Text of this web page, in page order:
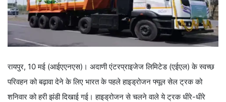
रायपुर, 10 मई (आईएएनएस)। अदाणी एंटरप्राइजेज लिमिटेड (एईएल) के स्वच्छ
परिवहन को बढ़ावा देने के लिए भारत के पहले हाइड्रोजन फ्यूल सेल ट्रक को
शनिवार को हरी झंडी दिखाई गई। हाइड्रोजन से चलने वाले ये ट्रक धीरे-धीरे